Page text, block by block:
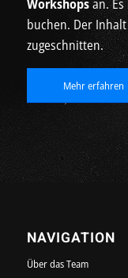
Workshopsan. Es
buchen. Der
zugeschnitten.
Mehr erfahren
NAVIGATION
Über das Team